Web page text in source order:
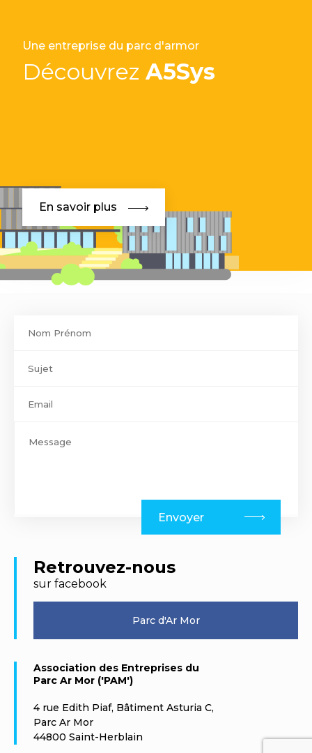
Une entreprise du parc d'armor
Découvrez A5Sys
En savoir plus
Retrouvez-nous
sur facebook
Parc d'Ar Mor
Association des Entreprises du
Parc Ar Mor ('PAM')
4 rue Edith Piaf, Bâtiment Asturia C,
Parc Ar Mor
44800 Saint-Herblain
footer
Envoyer